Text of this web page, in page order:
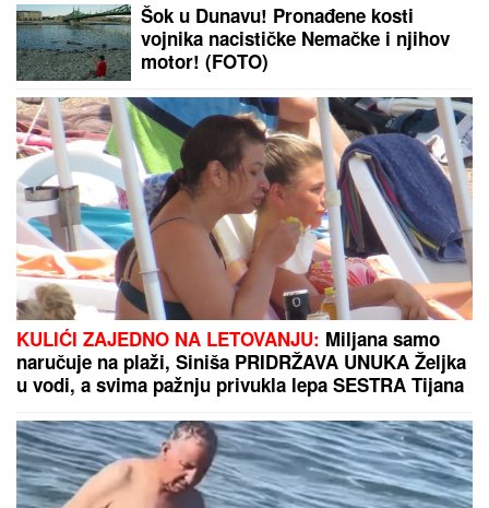
Šok u Dunavu! Pronađene kosti
vojnika nacističke Nemačke i njihov
motor! (FOTO)
KULIĆI ZAJEDNO NA LETOVANJU: Miljana samo
naručuje na plaži, Siniša PRIDRŽAVA UNUKA Željka
u vodi, a svima pažnju privukla lepa SESTRA Tijana